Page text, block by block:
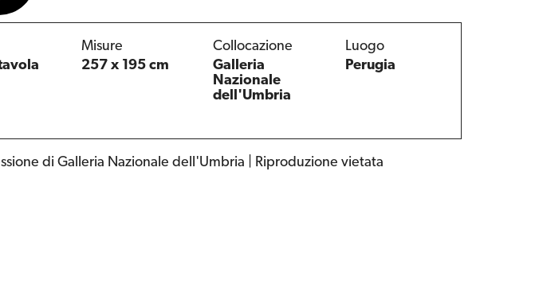
Misure
257 x 195 cm
Collocazione
Galleria
Nazionale
dell'Umbria
Luogo
Perugia
di Galleria Nazionale dell'Umbria | Riproduzione vietata